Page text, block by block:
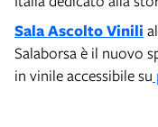
Sala Ascolto Vinili
Salaborsa è il nuovo
in vinile accessibile su